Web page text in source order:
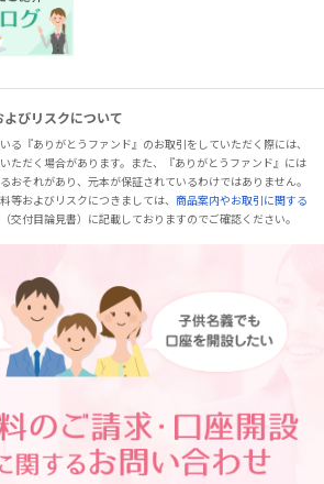
びリスクについて
る『ありがとうファンド』のお取引をしていただく際には、
ただく場合があります。また、『ありがとうファンド』には
おそれがあり、元本が保証されているわけではありません。
等およびリスクにつきましては、商品案内やお取引に関する
交付目論見書）に記載しておりますのでご確認ください。